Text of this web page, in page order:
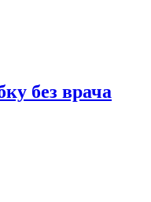
без врача